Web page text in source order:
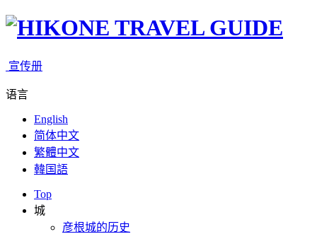
宣传册
语言
English
简体中文
繁體中文
韓国語
Top
城
彦根城的历史